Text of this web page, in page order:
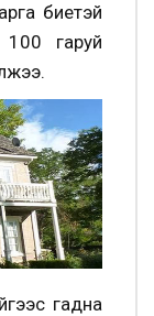
биетэй
100 гаруй
гадна